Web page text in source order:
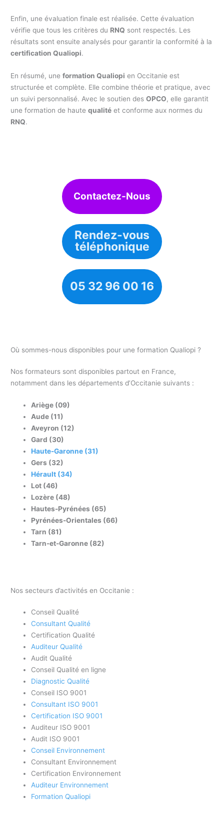
Enfin, une évaluation finale est réalisée. Cette évaluation
vérifie que tous les critères du RNQ sont respectés. Les
résultats sont ensuite analysés pour garantir la conformité à la
certification Qualiopi.
En résumé, uneformation Qualiopi en Occitanie est
structurée et complète. Elle combine théorie et pratique, avec
un suivi personnalisé. Avec le soutien desOPCO, elle garantit
une formation de hautequalité et conforme aux normes du
RNQ.
Contactez-Nous
Rendez-vous
téléphonique
05 32 96 00 16
Où sommes-nous disponibles pour une formation Qualiopi ?
Nos formateurs sont disponibles partout en France,
notamment dans les départements d’Occitanie suivants :
Ariège (09)
Aude (11)
Aveyron (12)
Gard (30)
Haute-Garonne (31)
Gers (32)
Hérault (34)
Lot (46)
Lozère (48)
Hautes-Pyrénées (65)
Pyrénées-Orientales (66)
Tarn (81)
Tarn-et-Garonne (82)
Nos secteurs d’activités en Occitanie :
Conseil Qualité
Consultant Qualité
Certification Qualité
Auditeur Qualité
Audit Qualité
Conseil Qualité en ligne
Diagnostic Qualité
Conseil ISO 9001
Consultant ISO 9001
Certification ISO 9001
Auditeur ISO 9001
Audit ISO 9001
Conseil Environnement
Consultant Environnement
Certification Environnement
Auditeur Environnement
Formation Qualiopi